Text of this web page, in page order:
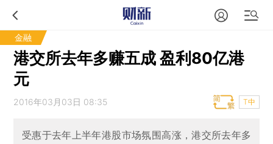
金融
港交所去年多赚五成 盈利80亿港
元
2016年03月03日 08:35 T中
受惠于去年上半年港股市场氛围高涨，港交所去年多